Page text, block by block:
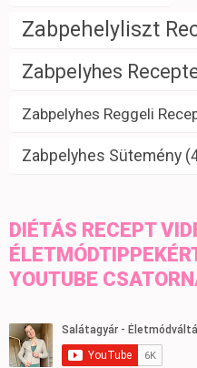
Zabpehelyliszt
Zabpelyhes
Zabpelyhes Reggeli
Zabpelyhes Sütemény
DIÉTÁS RECEPT
YOUTUBE